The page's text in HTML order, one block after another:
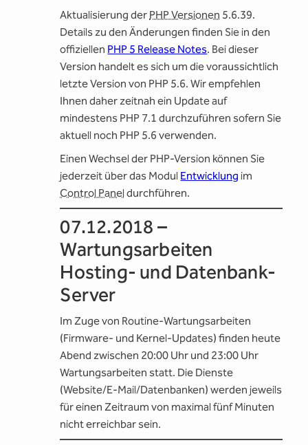
Aktualisierung der PHP Versionen 5.6.39.
Details zu den Änderungen finden Sie in den
offiziellen PHP 5 Release Notes. Bei dieser
Version handelt es sich um die voraussichtlich
letzte Version von PHP 5.6. Wir empfehlen
Ihnen daher zeitnah ein Update auf
mindestens PHP 7.1 durchzuführen sofern Sie
aktuell noch PHP 5.6 verwenden.
Einen Wechsel der PHP-Version können Sie
jederzeit über das Modul Entwicklung im
Control Panel durchführen.
07.12.2018 –
Wartungsarbeiten
Hosting- und Datenbank-
Server
Im Zuge von Routine-Wartungsarbeiten
(Firmware- und Kernel-Updates) finden heute
Abend zwischen 20:00 Uhr und 23:00 Uhr
Wartungsarbeiten statt. Die Dienste
(Website/E-Mail/Datenbanken) werden jeweils
für einen Zeitraum von maximal fünf Minuten
nicht erreichbar sein.